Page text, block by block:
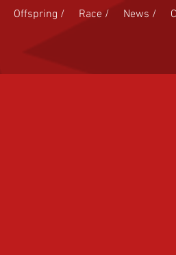
Offspring / Race / News /